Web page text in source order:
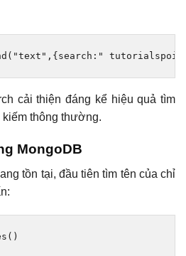
( "text" ,{ search : "
cải thiện đáng kể hiệu quả tìm
thông thường.
MongoDB
tồn tại, đầu tiên tìm tên của chỉ
()